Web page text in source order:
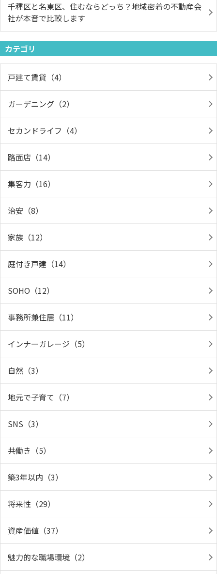
千種区と名東区、住むならどっち？地域密着の不動産会
社が本音で比較します
カテゴリ
戸建て賃貸（4）
ガーデニング（2）
セカンドライフ（4）
路面店（14）
集客力（16）
治安（8）
家族（12）
庭付き戸建（14）
SOHO（12）
事務所兼住居（11）
インナーガレージ（5）
自然（3）
地元で子育て（7）
SNS（3）
共働き（5）
築3年以内（3）
将来性（29）
資産価値（37）
魅力的な職場環境（2）